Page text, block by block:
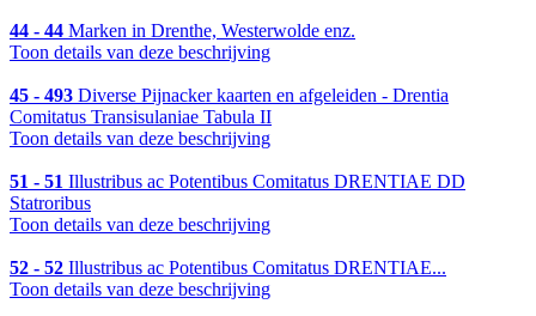
44 - 44 Marken in Drenthe, Westerwolde enz.
Toon details van deze beschrijving
45 - 493 Diverse Pijnacker kaarten en afgeleiden - Drentia
Comitatus Transisulaniae Tabula II
Toon details van deze beschrijving
51 - 51 Illustribus ac Potentibus Comitatus DRENTIAE DD
Statroribus
Toon details van deze beschrijving
52 - 52 Illustribus ac Potentibus Comitatus DRENTIAE...
Toon details van deze beschrijving